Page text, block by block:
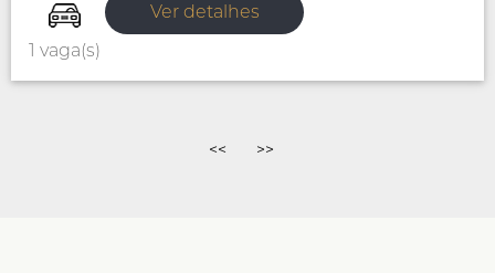
1 vaga(s)
Ver detalhes
<< >>